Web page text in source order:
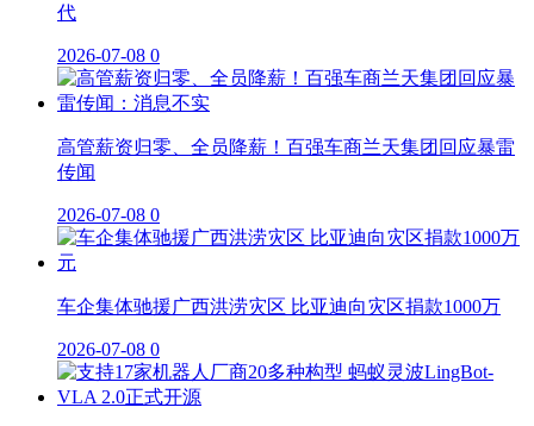
代
2026-07-08 0
高管薪资归零、全员降薪！百强车商兰天集团回应暴雷
传闻
2026-07-08 0
车企集体驰援广西洪涝灾区 比亚迪向灾区捐款1000万
2026-07-08 0